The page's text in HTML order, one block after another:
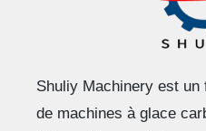
Shuliy Machinery est un
de machines à glace